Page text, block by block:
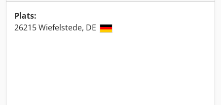
Plats:
26215 Wiefelstede, DE